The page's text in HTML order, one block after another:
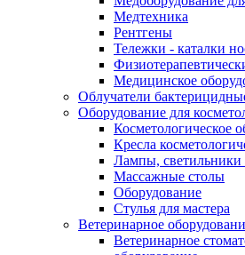
Медтехника
Рентгены
Тележки - каталки
Медицинское
Облучатели
Оборудование для
Косметологическое
Кресла
Лампы,
Массажные столы
Оборудование
Стулья для мастера
Ветеринарное
Ветеринарное